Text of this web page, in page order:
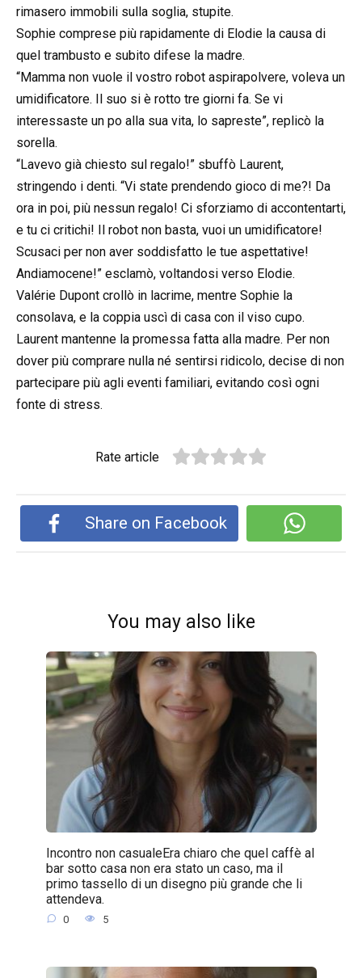
rimasero immobili sulla soglia, stupite.
Sophie comprese più rapidamente di Elodie la causa di
quel trambusto e subito difese la madre.
“Mamma non vuole il vostro robot aspirapolvere, voleva un
umidificatore. Il suo si è rotto tre giorni fa. Se vi
interessaste un po alla sua vita, lo sapreste”, replicò la
sorella.
“Lavevo già chiesto sul regalo!” sbuffò Laurent,
stringendo i denti. “Vi state prendendo gioco di me?! Da
ora in poi, più nessun regalo! Ci sforziamo di accontentarti,
e tu ci critichi! Il robot non basta, vuoi un umidificatore!
Scusaci per non aver soddisfatto le tue aspettative!
Andiamocene!” esclamò, voltandosi verso Elodie.
Valérie Dupont crollò in lacrime, mentre Sophie la
consolava, e la coppia uscì di casa con il viso cupo.
Laurent mantenne la promessa fatta alla madre. Per non
dover più comprare nulla né sentirsi ridicolo, decise di non
partecipare più agli eventi familiari, evitando così ogni
fonte di stress.
Rate article
Share on Facebook
You may also like
Incontro non casualeEra chiaro che quel caffè al
bar sotto casa non era stato un caso, ma il
primo tassello di un disegno più grande che li
attendeva.
0 5